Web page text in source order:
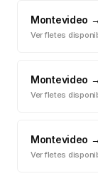
Montevideo
Ver fletes
Montevideo →
Ver fletes
Montevideo →
Ver fletes